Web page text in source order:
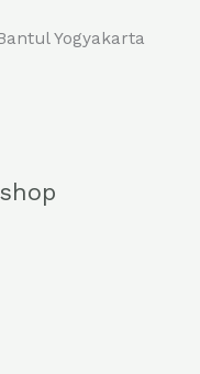
Yogyakarta